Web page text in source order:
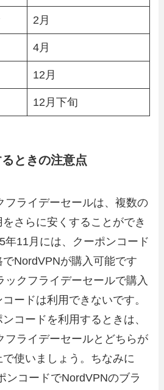
2月
4月
12月
12月下旬
ときの注意点
フライデーセールは、複数の
さらに安くすることができ
年11月には、クーポンコード
NordVPNが購入可能です
ックフライデーセールで購入
ードは利用できないです。
コードを利用するときは、
フライデーセールとどちらが
使いましょう。ちなみに
ンコードでNordVPNのブラ